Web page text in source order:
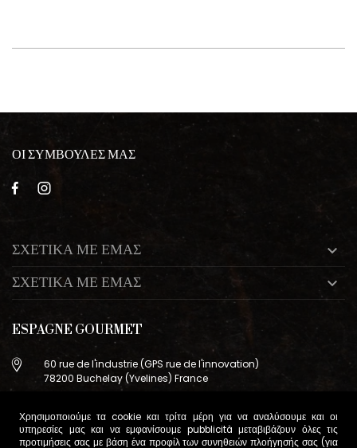
Χρησιμοποιούμε τα cookie και τρίτα μέρη για να αναλύσουμε και οι
υπηρεσίες μας και να εμφανίσουμε pubblicità μεταβιβάζουν όλες τις
προτιμήσεις σας με βάση ένα προφίλ των συνηθειών πλοήγησής σας (για
ΟΙ ΣΥΜΒΟΥΛΕΣ ΜΑΣ
ΣΧΕΤΙΚΑ ΜΕ ΕΜΑΣ 
ΣΧΕΤΙΚΑ ΜΕ ΕΜΑΣ 
ESPAGNE GOURMET
60 rue de l'industrie (GPS rue de l'innovation)
78200 Buchelay (Yvelines) France
info@espagne-gourmet.com
78200 Buchelay (Yvelines) France